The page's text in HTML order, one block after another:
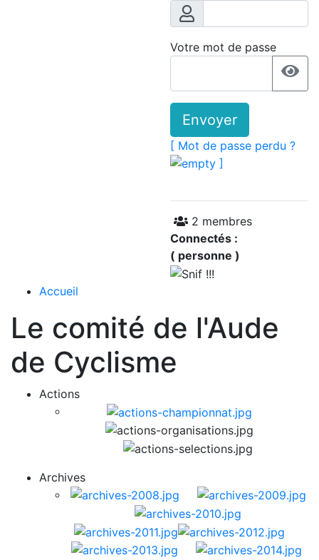
Votre mot de passe
Envoyer
[ Mot de passe perdu ?
]
2 membres
Connectés :
( personne )
Accueil
Le comité de l'Aude
de Cyclisme
Actions
Archives